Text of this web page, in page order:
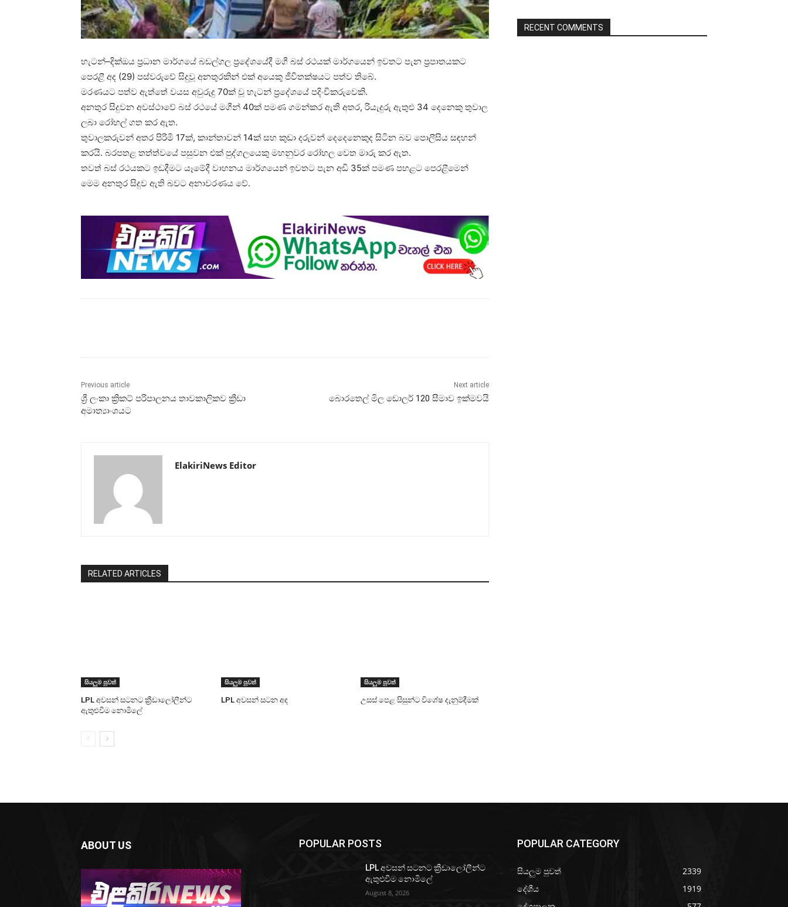
හැටන්–දික්ඔය ප්‍රධාන මාර්ගයේ බඩල්ගල ප්‍රදේශයේදී මගී බස් රථයක් මාර්ගයෙන් ඉවතට පැන ප්‍රපාතයකට
පෙරළී අද (29) පස්වරුවේ සිදුවූ අනතුරකින් එක් අයෙකු ජීවිතක්ෂයට පත්ව තිබේ.
මරණයට පත්ව ඇත්තේ වයස අවුරුදු 70ක් වූ හැටන් ප්‍රදේශයේ පදිංචිකරුවෙකි.
අනතුර සිදුවන අවස්ථාවේ බස් රථයේ මගීන් 40ක් පමණ ගමන්කර ඇති අතර, රියැදුරු ඇතුළු 34 දෙනෙකු තුවාල
ලබා රෝහල් ගත කර ඇත.
තුවාලකරුවන් අතර පිරිමි 17ක්, කාන්තාවන් 14ක් සහ කුඩා දරුවන් දෙදෙනෙකුද සිටින බව පොලීසිය සඳහන්
කරයි. බරපතළ තත්ත්වයේ පසුවන එක් පුද්ගලයෙකු මහනුවර රෝහල වෙත මාරු කර ඇත.
තවත් බස් රථයකට ඉඩදීමට යෑමේදී වාහනය මාර්ගයෙන් ඉවතට පැන අඩි 35ක් පමණ පහළට පෙරළීමෙන්
මෙම අනතුර සිදුව ඇති බවට අනාවරණය වේ.
Previous article
ශ්‍රී ලංකා ක්‍රිකට් පරිපාලනය තාවකාලිකව ක්‍රීඩා
අමාත්‍යාංශයට
Next article
බොරතෙල් මිල ඩොලර් 120 සීමාව ඉක්මවයි
ElakiriNews Editor
RELATED ARTICLES
සියලුම පුවත්
LPL අවසන් සටනට ක්‍රීඩාලෝලීන්ට
ඇතුළුවීම නොමිලේ
සියලුම පුවත්
LPL අවසන් සටන අද
සියලුම පුවත්
උසස් පෙළ සිසුන්ට විශේෂ දැනුම්දීමක්
RECENT COMMENTS
ABOUT US POPULAR POSTS
LPL අවසන් සටනට ක්‍රීඩාලෝලීන්ට
ඇතුළුවීම නොමිලේ
August 8, 2026
POPULAR CATEGORY
සියලුම පුවත්
2339
දේශීය
1919